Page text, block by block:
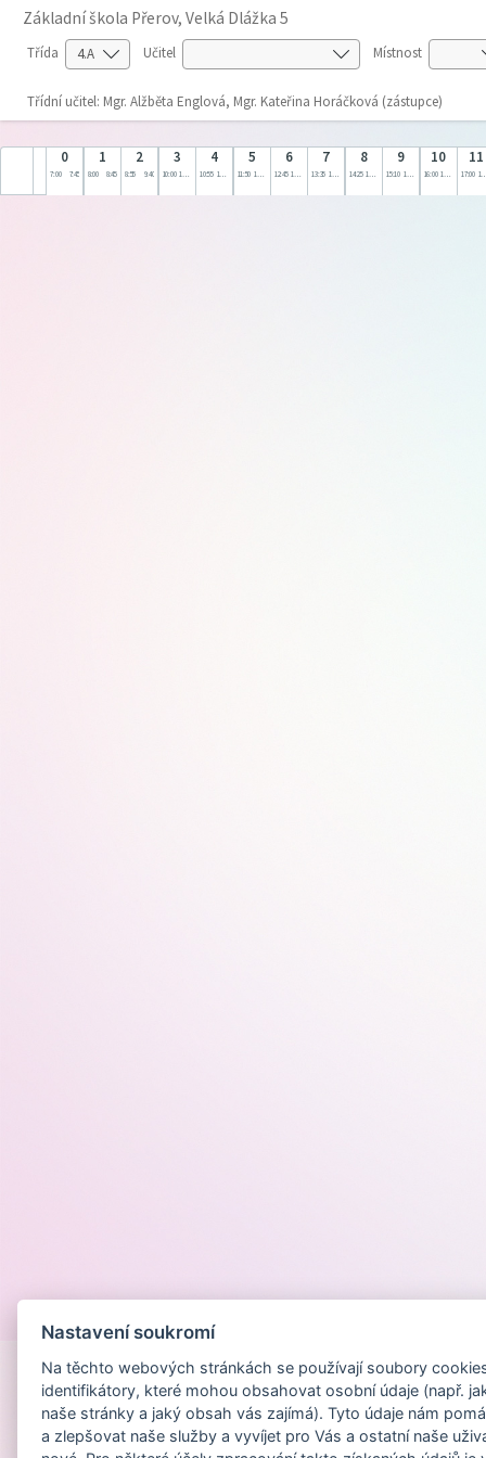
Základní škola Přerov, Velká Dlážka 5
Třída Učitel Místnost
Třídní učitel: Mgr. Alžběta Englová, Mgr. Kateřina Horáčková (zástupce)
0
7:00 7:45
1
8:00 8:45
2
8:55 9:40
3
10:00 10:45
4
10:55 11:40
5
11:50 12:35
6
12:45 13:30
7
13:35 14:20
8
14:25 15:10
9
15:10 16:00
10
16:00 17:00
11
17:00
Nastavení soukromí
Na těchto webových stránkách se používají soubory
identifikátory, které mohou obsahovat osobní údaje (např.
naše stránky a jaký obsah vás zajímá). Tyto údaje nám
a zlepšovat naše služby a vyvíjet pro Vás a ostatní naše